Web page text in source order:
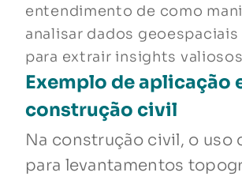
entendimento de como
analisar dados
para extrair insights
Exemplo de aplicação
construção civil
Na construção civil, o uso
para levantamentos